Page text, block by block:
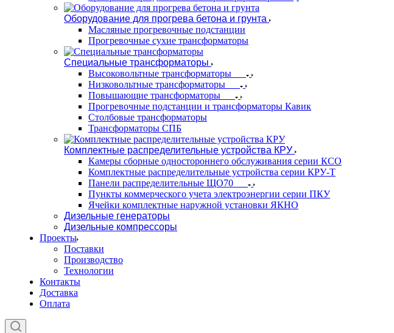
Оборудование для прогрева бетона и грунта
Масляные прогревочные подстанции
Прогревочные сухие трансформаторы
Специальные трансформаторы
Высоковольтные трансформаторы
Низковольтные трансформаторы
Повышающие трансформаторы
Прогревочные подстанции и трансформаторы Кавик
Столбовые трансформаторы
Трансформаторы СПБ
Комплектные распределительные устройства КРУ
Камеры сборные одностороннего обслуживания серии КСО
Комплектные распределительные устройства серии КРУ-Т
Панели распределительные ЩО70
Пункты коммерческого учета электроэнергии серии ПКУ
Ячейки комплектные наружной установки ЯКНО
Дизельные генераторы
Дизельные компрессоры
Проекты
Поставки
Производство
Технологии
Контакты
Доставка
Оплата